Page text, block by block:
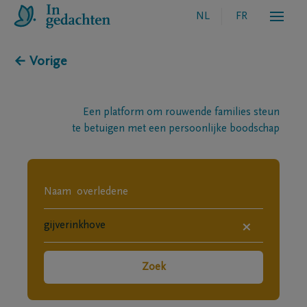
NL FR
← Vorige
Een platform om rouwende families steun
te betuigen met een persoonlijke boodschap
×
Zoek